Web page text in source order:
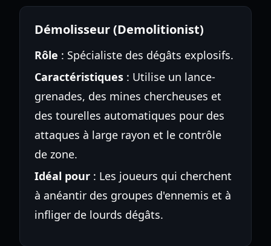
Démolisseur (Demolitionist)
Rôle : Spécialiste des dégâts explosifs.
Caractéristiques : Utilise un lance-
grenades, des mines chercheuses et
des tourelles automatiques pour des
attaques à large rayon et le contrôle
de zone.
Idéal pour : Les joueurs qui cherchent
à anéantir des groupes d'ennemis et à
infliger de lourds dégâts.